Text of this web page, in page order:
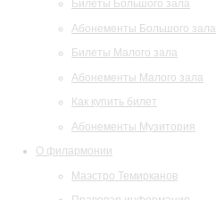
Билеты Большого зала
Абонементы Большого зала
Билеты Малого зала
Абонементы Малого зала
Как купить билет
Абонементы Музитория
О филармонии
Маэстро Темирканов